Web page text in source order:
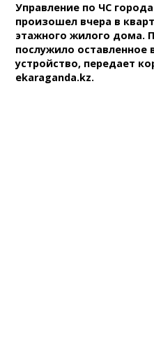
Управление по ЧС
произошел вчера в
этажного жилого дома.
послужило оставленное
устройство, передает
ekaraganda.kz.